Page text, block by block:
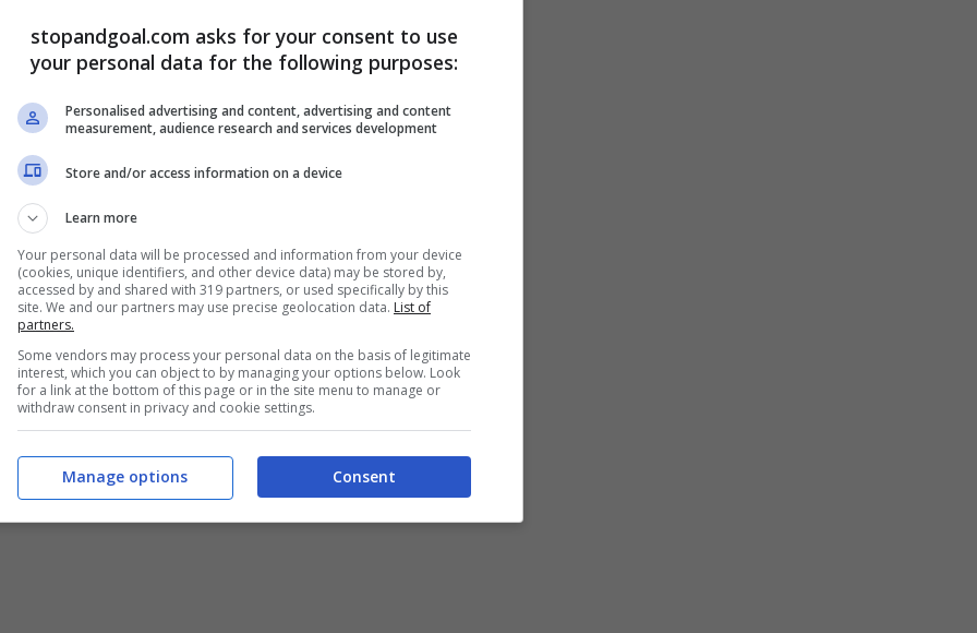
verso il Chelsea:
dal Milan in estate e ora può riprovarci. Il
di Stefano Pioli ma i Blues hanno provato
anche sulla fascia sinistra. Ora che il
ha permesso di visionare Leao anche da
di volerlo.
stopandgoal.com asks for your consent to use
your personal data for the following purposes:
Personalised advertising and content, advertising and content
measurement, audience research and services development
Store and/or access information on a device
Learn more
Your personal data will be processed and information from your device
(cookies, unique identifiers, and other device data) may be stored by,
accessed by and shared with 319 partners, or used specifically by this
site. We and our partners may use precise geolocation data. List of
partners.
Some vendors may process your personal data on the basis of legitimate
interest, which you can object to by managing your options below. Look
for a link at the bottom of this page or in the site menu to manage or
withdraw consent in privacy and cookie settings.
Consent
Manage options